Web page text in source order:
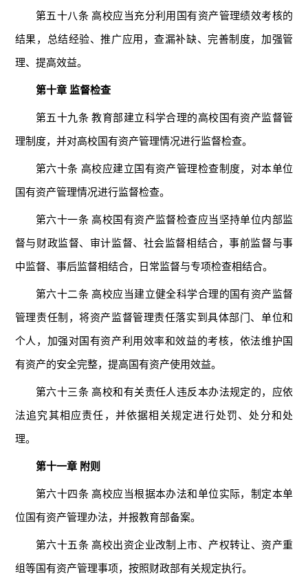
第五十八条 高校应当充分利用国有资产管理绩效考核的
结果，总结经验、推广应用，查漏补缺、完善制度，加强管
理、提高效益。
第十章 监督检查
第五十九条 教育部建立科学合理的高校国有资产监督管
理制度，并对高校国有资产管理情况进行监督检查。
第六十条 高校应建立国有资产管理检查制度，对本单位
国有资产管理情况进行监督检查。
第六十一条 高校国有资产监督检查应当坚持单位内部监
督与财政监督、审计监督、社会监督相结合，事前监督与事
中监督、事后监督相结合，日常监督与专项检查相结合。
第六十二条 高校应当建立健全科学合理的国有资产监督
管理责任制，将资产监督管理责任落实到具体部门、单位和
个人，加强对国有资产利用效率和效益的考核，依法维护国
有资产的安全完整，提高国有资产使用效益。
第六十三条 高校和有关责任人违反本办法规定的，应依
法追究其相应责任，并依据相关规定进行处罚、处分和处
理。
第十一章 附则
第六十四条 高校应当根据本办法和单位实际，制定本单
位国有资产管理办法，并报教育部备案。
第六十五条 高校出资企业改制上市、产权转让、资产重
组等国有资产管理事项，按照财政部有关规定执行。